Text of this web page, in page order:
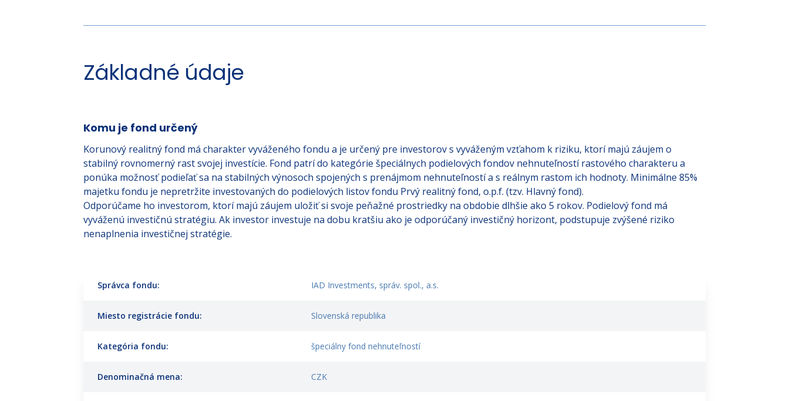
Základné údaje
Komu je fond určený
Korunový realitný fond má charakter vyváženého fondu a je určený pre investorov s vyváženým vzťahom k riziku, ktorí majú záujem o
stabilný rovnomerný rast svojej investície. Fond patrí do kategórie špeciálnych podielových fondov nehnuteľností rastového charakteru a
ponúka možnosť podieľať sa na stabilných výnosoch spojených s prenájmom nehnuteľností a s reálnym rastom ich hodnoty. Minimálne 85%
majetku fondu je nepretržite investovaných do podielových listov fondu Prvý realitný fond, o.p.f. (tzv. Hlavný fond).
Odporúčame ho investorom, ktorí majú záujem uložiť si svoje peňažné prostriedky na obdobie dlhšie ako 5 rokov. Podielový fond má
vyváženú investičnú stratégiu. Ak investor investuje na dobu kratšiu ako je odporúčaný investičný horizont, podstupuje zvýšené riziko
nenaplnenia investičnej stratégie.
Správca fondu: IAD Investments, správ. spol., a.s.
Miesto registrácie fondu: Slovenská republika
Kategória fondu: špeciálny fond nehnuteľností
Denominačná mena: CZK